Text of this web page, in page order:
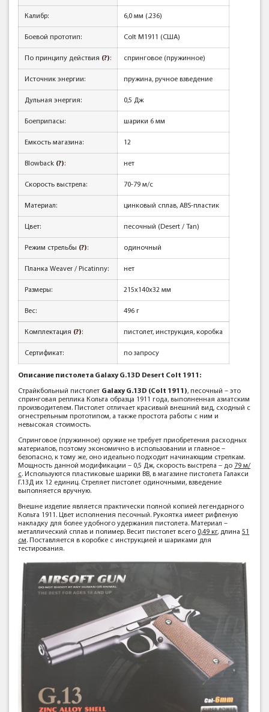
Калибр: 6,0 мм (.236)
Боевой прототип: Colt M1911 (США)
По принципу действия (?): спринговое (пружинное)
Источник энергии: пружина, ручное взведение
Дульная энергия: 0,5 Дж
Боеприпасы: шарики 6 мм
Емкость магазина: 12
Blowback (?): нет
Скорость выстрела: 70-79 м/с
Материал: цинковый сплав, ABS-пластик
Цвет: песочный (Desert / Tan)
Режим стрельбы (?): одиночный
Планка Weaver / Picatinny: нет
Размеры: 215x140x32 мм
Вес: 496 г
Комплектация (?): пистолет, инструкция, коробка
Сертификат: по запросу
Описание пистолета Galaxy G.13D Desert Colt 1911:
Страйкбольный пистолет Galaxy G.13D (Colt 1911), песочный – это
спринговая реплика Кольта образца 1911 года, выполненная азиатским
производителем. Пистолет отличает красивый внешний вид, сходный с
огнестрельным прототипом, а также простота работы с ним и
невысокая стоимость.
Спринговое (пружинное) оружие не требует приобретения расходных
материалов, поэтому экономично в использовании и главное –
безопасно, к тому же, оно идеально подходит начинающим стрелкам.
Мощность данной модификации – 0,5 Дж, скорость выстрела – до 79 м/
с. Используются пластиковые шарики ВВ, в магазине пистолета Галакси
Г.13Д их 12 единиц. Стреляет пистолет одиночными, взведение
выполняется вручную.
Внешне изделие является практически полной копией легендарного
Кольта 1911. Цвет исполнения песочный. Рукоятка имеет рифленую
накладку для более удобного удержания пистолета. Материал –
металлический сплав и полимер. Весит пистолет всего 0,49 кг, длина 51
см. Поставляется в коробке с инструкцией и шариками для
тестирования.